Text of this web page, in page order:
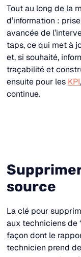
Tout au long de la
d’information :
avancée de
taps, ce qui met à
et, si souhaité,
traçabilité et
ensuite pour les KPI
continue.​
source
La clé pour
aux techniciens de
façon dont le
technicien prend